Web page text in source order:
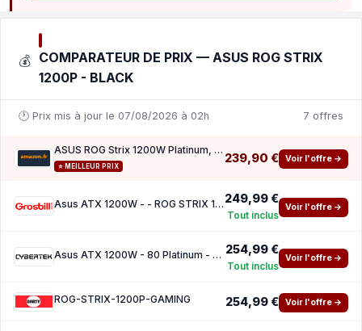
💰 COMPARATEUR DE PRIX — ASUS ROG STRIX
1200P - BLACK
🕐 Prix mis à jour le 07/08/2026 à 02h 7 offres
ASUS ROG Strix 1200W Platinum, Alimentation entièrement modulaire, certifiée 80 Plus Plati
⭐ MEILLEUR PRIX
239,90 € Voir l'offre →
Asus ATX 1200W - - ROG STRIX 1200P Gaming 249,99 €
Tout inclus
Voir l'offre →
Asus ATX 1200W - 80 Platinum - ROG STRIX 1200P Gaming 254,99 €
Tout inclus
Voir l'offre →
ROG-STRIX-1200P-GAMING 254,99 € Voir l'offre →